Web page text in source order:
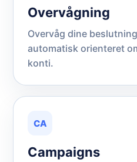
Overvågning
Overvåg dine
automatisk orienteret
konti.
CA
Campaigns